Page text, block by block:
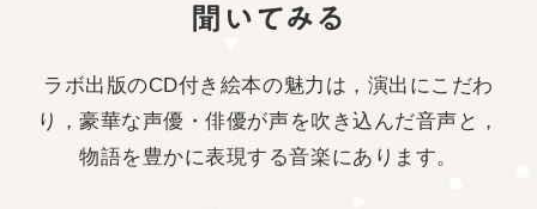
聞いてみる
ラボ出版のCD付き絵本の魅力は，演出にこだわ
り，豪華な声優・俳優が声を吹き込んだ音声と，
物語を豊かに表現する音楽にあります。